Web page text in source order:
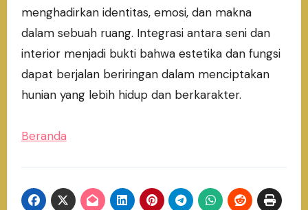
menghadirkan identitas, emosi, dan makna
dalam sebuah ruang. Integrasi antara seni dan
interior menjadi bukti bahwa estetika dan fungsi
dapat berjalan beriringan dalam menciptakan
hunian yang lebih hidup dan berkarakter.
Beranda